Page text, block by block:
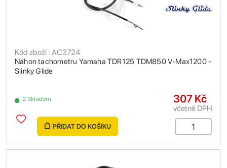
Náhon tachometru Yamaha TDR125 TDM850 V-Max1200 -
Slinky Glide
Kód zboží : AC3724
2 Skladem 307 Kč
včetně DPH
PŘIDAT DO KOŠÍKU